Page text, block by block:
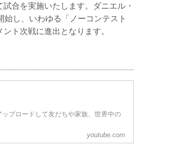
合を実施いたします。ダニエル・
し、いわゆる「ノーコンテスト
ト次戦に進出となります。
プロードして友だちや家族、世界中の
youtube.com